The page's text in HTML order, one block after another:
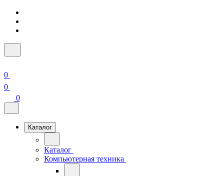
0
0
0
Каталог
Каталог
Компьютерная техника